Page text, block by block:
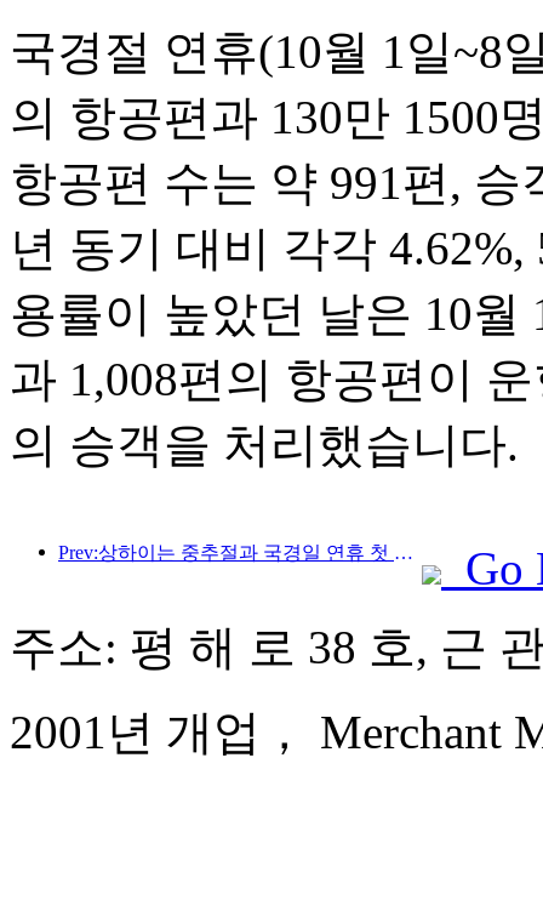
국경절 연휴(10월 1일~8
의 항공편과 130만 1500
항공편 수는 약 991편,
년 동기 대비 각각
용률이 높았던 날은 10월
과 1,008편의 항공편이
의 승객을 처리했습니다.
Prev:상하이는 중추절과 국경일 연휴 첫 4일간 1,511만 명이 넘는 방문객을 맞이했는데, 이는 전년 대비 20% 이상 증가한 수치입니다.
Go
주소: 평 해 로 38 호, 근
2001년 개업， Merchant